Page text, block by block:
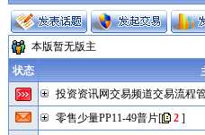
本版暂无版主
状态
投资资讯网交易频道交易流程
零售少量PP11-49普片[ 2]